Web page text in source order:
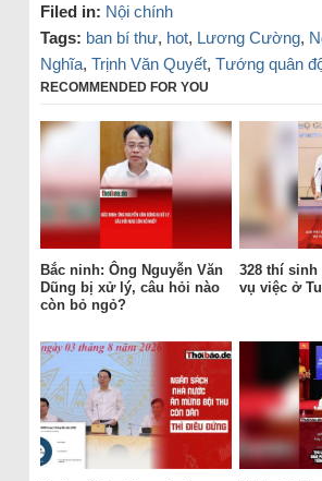
Filed in: Nội chính
Tags: ban bí thư, hot, Lương Cường,
Nghĩa, Trịnh Văn Quyết, Tướng quân
RECOMMENDED FOR YOU
Bắc ninh: Ông Nguyễn Văn
Dũng bị xử lý, câu hỏi nào
còn bỏ ngỏ?
328 thí
vụ việc ở